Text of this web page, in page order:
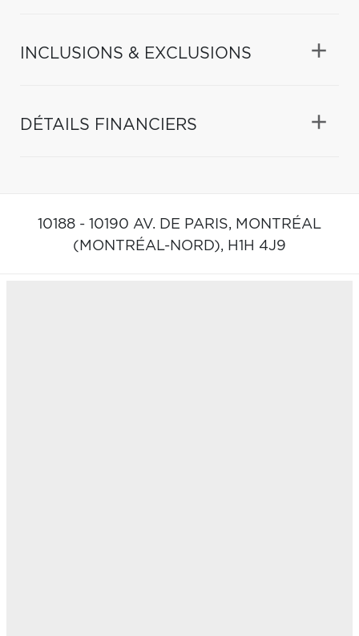
INCLUSIONS & EXCLUSIONS
DÉTAILS FINANCIERS
10188 - 10190 AV. DE PARIS, MONTRÉAL
(MONTRÉAL-NORD), H1H 4J9